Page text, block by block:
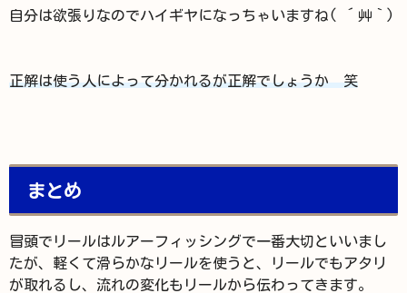
自分は欲張りなのでハイギヤになっちゃいますね( ´艸｀)
正解は使う人によって分かれるが正解でしょうか 笑
まとめ
冒頭でリールはルアーフィッシングで一番大切といいまし
たが、軽くて滑らかなリールを使うと、リールでもアタリ
が取れるし、流れの変化もリールから伝わってきます。